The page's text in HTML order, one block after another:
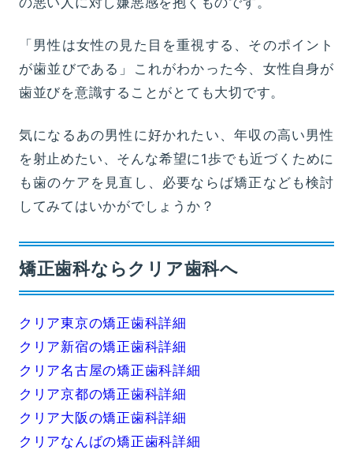
「男性は女性の見た目を重視する、そのポイント
が歯並びである」これがわかった今、女性自身が
歯並びを意識することがとても大切です。
気になるあの男性に好かれたい、年収の高い男性
を射止めたい、そんな希望に1歩でも近づくために
も歯のケアを見直し、必要ならば矯正なども検討
してみてはいかがでしょうか？
矯正歯科ならクリア歯科へ
クリア東京の矯正歯科詳細
クリア新宿の矯正歯科詳細
クリア名古屋の矯正歯科詳細
クリア京都の矯正歯科詳細
クリア大阪の矯正歯科詳細
クリアなんばの矯正歯科詳細